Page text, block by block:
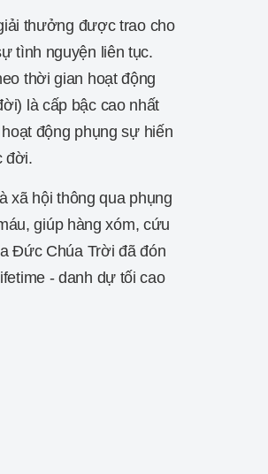
thưởng được trao cho
tình nguyện liên tục.
thời gian hoạt động
là cấp bậc cao nhất
động phụng sự hiến
đời.
xã hội thông qua phụng
giúp hàng xóm, cứu
Đức Chúa Trời đã đón
- danh dự tối cao